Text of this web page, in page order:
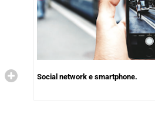
Social network e smartphone.